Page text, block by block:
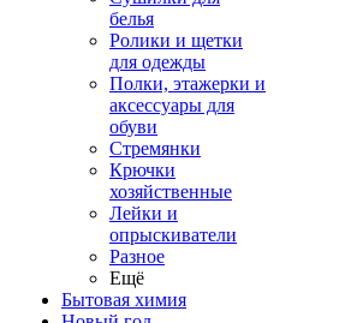
белья
Ролики и щетки
для одежды
Полки, этажерки и
аксессуары для
обуви
Стремянки
Крючки
хозяйственные
Лейки и
опрыскиватели
Разное
Ещё
Бытовая химия